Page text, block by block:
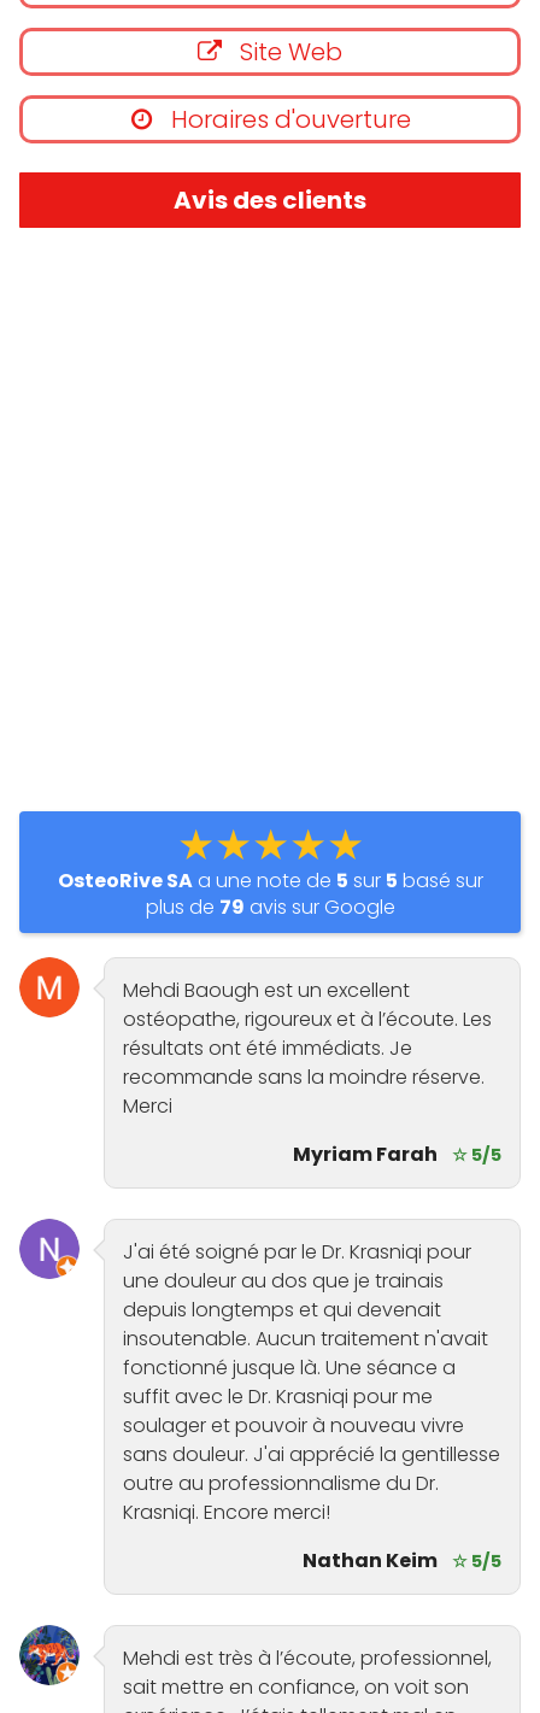
Site Web
Horaires d'ouverture
Avis des clients
★★★★★
OsteoRive SAa une note de 5 sur 5 basé sur
plus de 79 avis sur Google
Mehdi Baough est un excellent
ostéopathe, rigoureux et à l’écoute. Les
résultats ont été immédiats. Je
recommande sans la moindre réserve.
Merci
Myriam Farah
☆ 5/5
J'ai été soigné par le Dr. Krasniqi pour
une douleur au dos que je trainais
depuis longtemps et qui devenait
insoutenable. Aucun traitement n'avait
fonctionné jusque là. Une séance a
suffit avec le Dr. Krasniqi pour me
soulager et pouvoir à nouveau vivre
sans douleur. J'ai apprécié la gentillesse
outre au professionnalisme du Dr.
Krasniqi. Encore merci!
Nathan Keim ☆ 5/5
Mehdi est très à l’écoute, professionnel,
sait mettre en confiance, on voit son